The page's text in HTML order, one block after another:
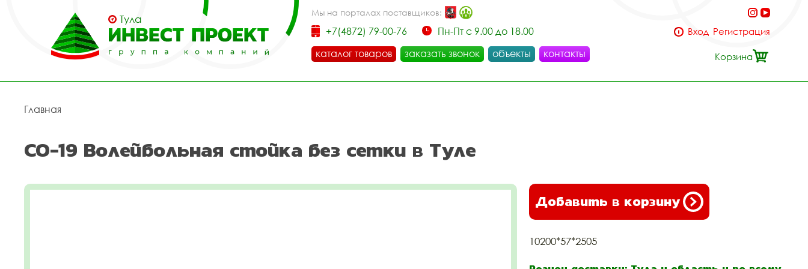
Тула
Мы на порталах поставщиков:
+7(4872) 79-00-76
Пн-Пт с 9.00 до 18.00
каталог товаров
заказать звонок объекты контакты
Вход Регистрация
Корзина
Главная
СО-19 Волейбольная стойка без сетки в Туле
Добавить в корзину
10200*57*2505